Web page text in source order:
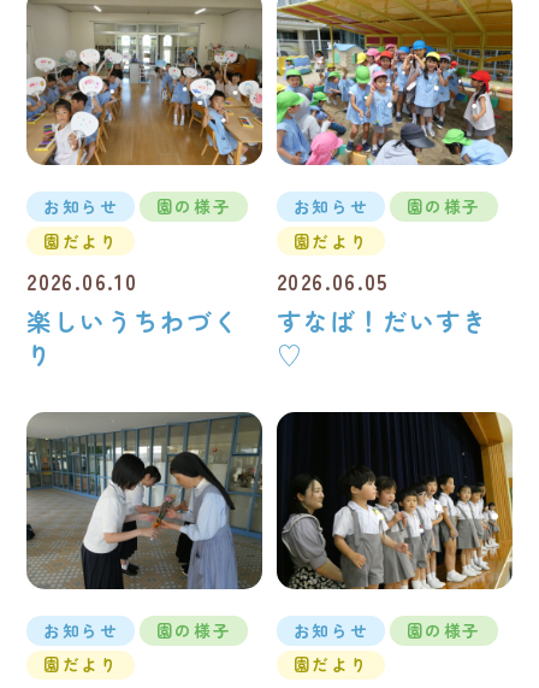
お知らせ
園の様子
園だより
2026.06.10
楽しいうちわづく
り
お知らせ
園の様子
園だより
2026.06.05
すなば！だいすき
♡
お知らせ
園の様子
園だより
お知らせ
園の様子
園だより